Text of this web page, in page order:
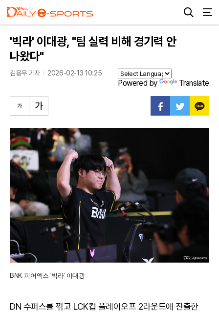
'빅라' 이대광, "팀 실력 비해 경기력 안
나왔다"
김용우 기자 2026-02-13 10:25
Powered by Translate
BNK 피어엑스 '빅라' 이대광
DN 수퍼스를 꺾고 LCK컵 플레이오프 2라운드에 진출한